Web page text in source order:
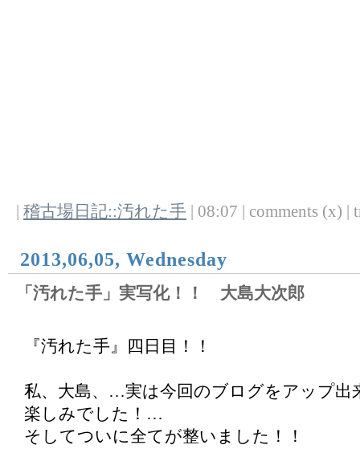
稽古場日記::汚れた手 | 08:07 | comments (x) |
2013,06,05, Wednesday
「汚れた手」実写化！！ 大島大次郎
『汚れた手』四日目！！
私、大島、…実は今回のブログをアップ出
楽しみでした！…
そしてついに全てが整いました！！